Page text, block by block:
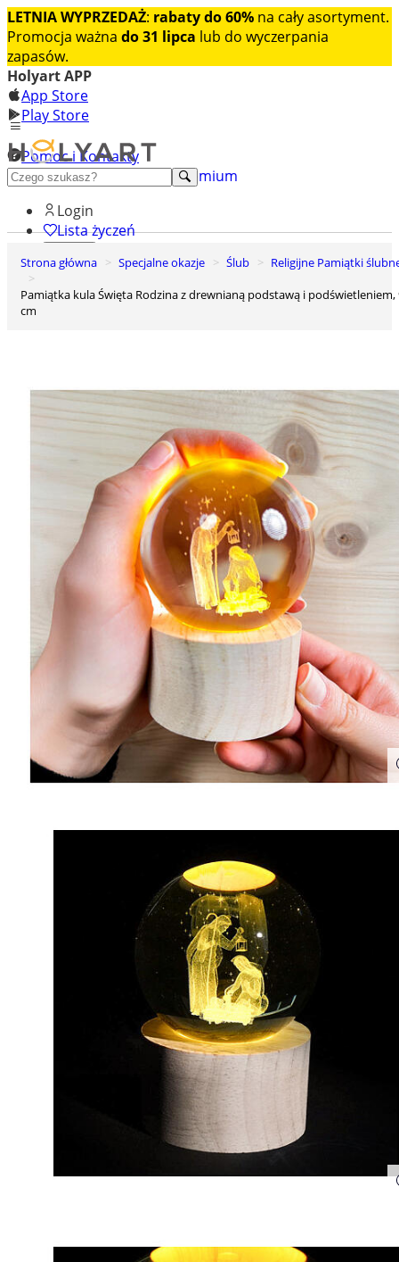
LETNIA WYPRZEDAŻ: rabaty do 60% na cały asortyment.
Promocja ważna do 31 lipca lub do wyczerpania
zapasów.
Holyart APP
App Store
Play Store
Pomoc i Kontakty
+48 222 922 860
Odkryj premium
Login
Lista życzeń
0
Strona główna Specjalne okazje Ślub
Religijne Pamiątki
Pamiątka kula Święta Rodzina z drewnianą podstawą i podświetleniem, 9
cm